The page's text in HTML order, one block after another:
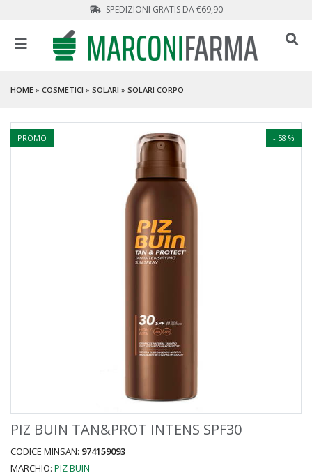
SPEDIZIONI GRATIS DA €69,90
HOME » COSMETICI » SOLARI » SOLARI CORPO
- 58 %
PROMO
PIZ BUIN TAN&PROT INTENS SPF30
CODICE MINSAN: 974159093
MARCHIO: PIZ BUIN